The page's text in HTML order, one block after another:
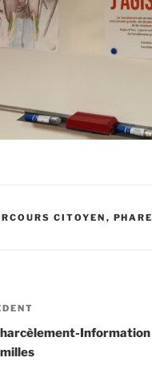
CITOYEN , PHARE
Information